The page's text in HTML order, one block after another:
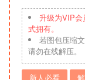
升级为VIP
式拥有。
若图包压缩
请勿在线解压。
新人必看